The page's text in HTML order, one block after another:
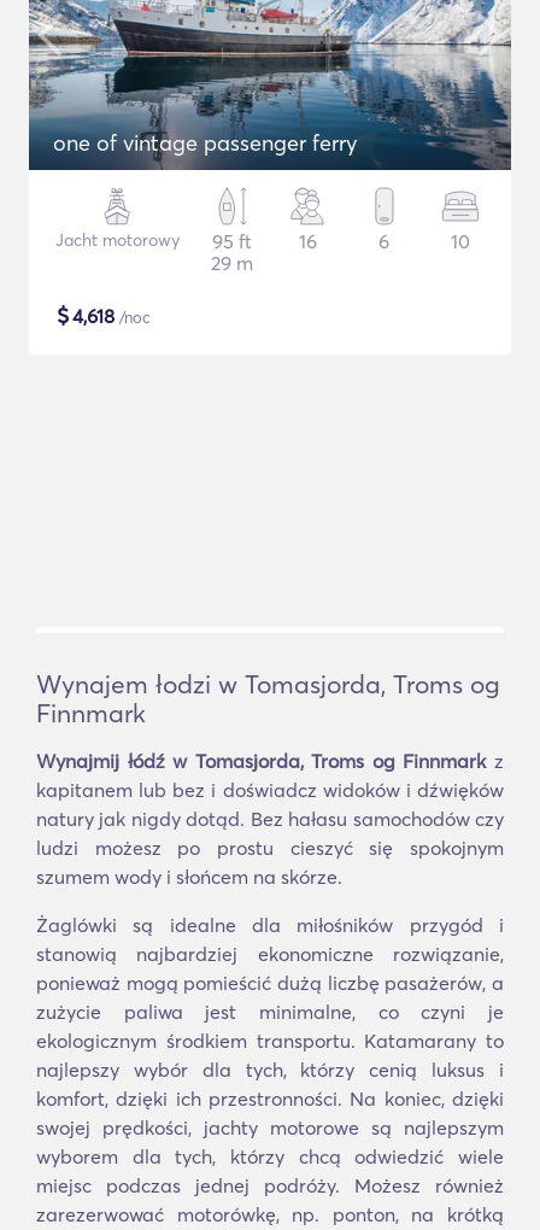
one of vintage passenger ferry
Jacht motorowy
95 ft
29 m
16 6 10
$4,618 /noc
Wynajem łodzi w Tomasjorda, Troms og
Finnmark
Wynajmij łódź w Tomasjorda, Troms og Finnmarkz
kapitanem lub bez i doświadcz widoków i dźwięków
natury jak nigdy dotąd. Bez hałasu samochodów czy
ludzi możesz po prostu cieszyć się spokojnym
szumem wody i słońcem na skórze.
Żaglówki są idealne dla miłośników przygód i
stanowią najbardziej ekonomiczne rozwiązanie,
ponieważ mogą pomieścić dużą liczbę pasażerów, a
zużycie paliwa jest minimalne, co czyni je
ekologicznym środkiem transportu. Katamarany to
najlepszy wybór dla tych, którzy cenią luksus i
komfort, dzięki ich przestronności. Na koniec, dzięki
swojej prędkości, jachty motorowe są najlepszym
wyborem dla tych, którzy chcą odwiedzić wiele
miejsc podczas jednej podróży. Możesz również
zarezerwować motorówkę, np. ponton, na krótką